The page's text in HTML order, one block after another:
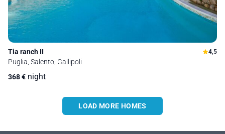
Tia ranch II 4,5
Puglia, Salento, Gallipoli
368€ night
LOAD MORE HOMES